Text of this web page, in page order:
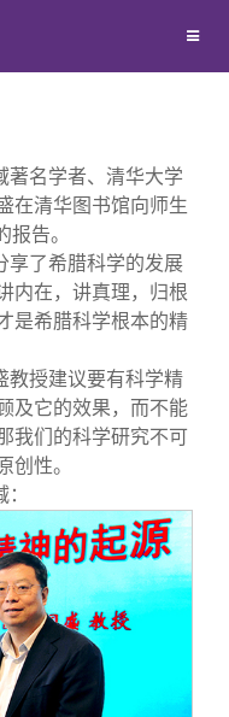
著名学者、清华大学
在清华图书馆向师生
告。
享了希腊科学的发展
内在，讲真理，归根
是希腊科学根本的精
教授建议要有科学精
及它的效果，而不能
我们的科学研究不可
创性。